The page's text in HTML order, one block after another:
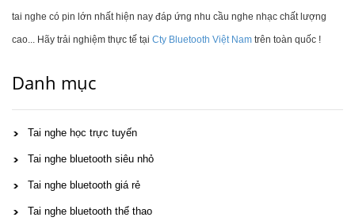
tai nghe có pin lớn nhất hiện nay đáp ứng nhu cầu nghe nhạc chất lượng
cao... Hãy trải nghiệm thực tế tại Cty Bluetooth Việt Nam trên toàn quốc !
Danh mục
Tai nghe học trực tuyến
Tai nghe bluetooth siêu nhỏ
Tai nghe bluetooth giá rẻ
Tai nghe bluetooth thể thao